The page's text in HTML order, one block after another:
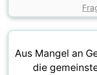
Aus Mangel an
die